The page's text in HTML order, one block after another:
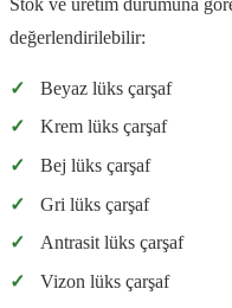
Stok ve üretim durumuna
değerlendirilebilir:
✓
Beyaz lüks çarşaf
✓
Krem lüks çarşaf
✓
Bej lüks çarşaf
✓
Gri lüks çarşaf
✓
Antrasit lüks çarşaf
✓
Vizon lüks çarşaf